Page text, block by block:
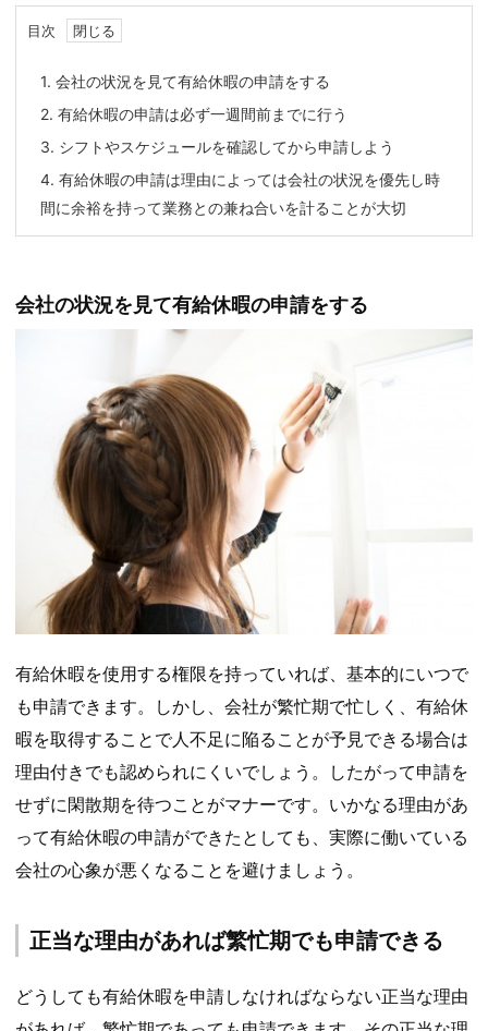
目次
1. 会社の状況を見て有給休暇の申請をする
2. 有給休暇の申請は必ず一週間前までに行う
3. シフトやスケジュールを確認してから申請しよう
4. 有給休暇の申請は理由によっては会社の状況を優先し時
間に余裕を持って業務との兼ね合いを計ることが大切
会社の状況を見て有給休暇の申請をする
有給休暇を使用する権限を持っていれば、基本的にいつで
も申請できます。しかし、会社が繁忙期で忙しく、有給休
暇を取得することで人不足に陥ることが予見できる場合は
理由付きでも認められにくいでしょう。したがって申請を
せずに閑散期を待つことがマナーです。いかなる理由があ
って有給休暇の申請ができたとしても、実際に働いている
会社の心象が悪くなることを避けましょう。
正当な理由があれば繁忙期でも申請できる
どうしても有給休暇を申請しなければならない正当な理由